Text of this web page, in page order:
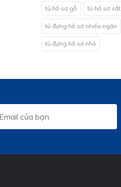
tủ hồ sơ gỗ tủ hồ sơ sắt
tủ đựng hồ sơ nhiều ngăn
tủ đựng hồ sơ nhỏ